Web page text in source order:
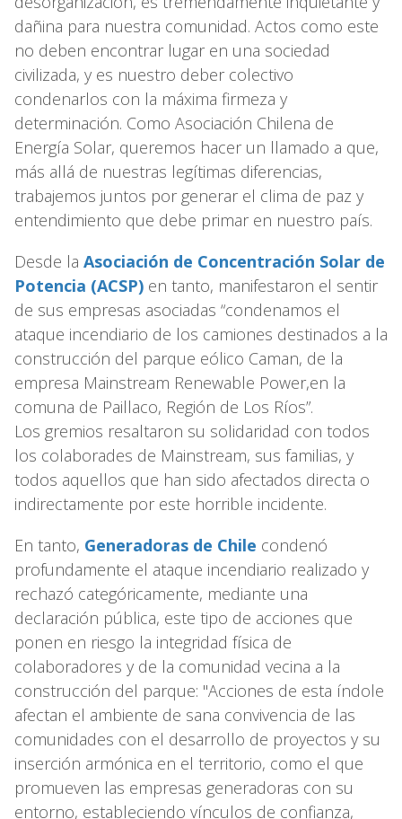
dañina para nuestra comunidad. Actos como este
no deben encontrar lugar en una sociedad
civilizada, y es nuestro deber colectivo
condenarlos con la máxima firmeza y
determinación. Como Asociación Chilena de
Energía Solar, queremos hacer un llamado a que,
más allá de nuestras legítimas diferencias,
trabajemos juntos por generar el clima de paz y
entendimiento que debe primar en nuestro país.
Desde la Asociación de Concentración Solar de
Potencia (ACSP) en tanto, manifestaron el sentir
de sus empresas asociadas “condenamos el
ataque incendiario de los camiones destinados a la
construcción del parque eólico Caman, de la
empresa Mainstream Renewable Power,en la
comuna de Paillaco, Región de Los Ríos”.
Los gremios resaltaron su solidaridad con todos
los colaborades de Mainstream, sus familias, y
todos aquellos que han sido afectados directa o
indirectamente por este horrible incidente.
En tanto, Generadoras de Chile condenó
profundamente el ataque incendiario realizado y
rechazó categóricamente, mediante una
declaración pública, este tipo de acciones que
ponen en riesgo la integridad física de
colaboradores y de la comunidad vecina a la
construcción del parque: "Acciones de esta índole
afectan el ambiente de sana convivencia de las
comunidades con el desarrollo de proyectos y su
inserción armónica en el territorio, como el que
promueven las empresas generadoras con su
entorno, estableciendo vínculos de confianza,